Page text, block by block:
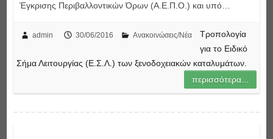
Έγκρισης Περιβαλλοντικών Όρων (Α.Ε.Π.Ο.) και υπό…
admin 30/06/2016 Ανακοινώσεις/Νέα
Τροπολογία
για το Ειδικό
Σήμα Λειτουργίας (Ε.Σ.Λ.) των ξενοδοχειακών καταλυμάτων.
περισσότερα...